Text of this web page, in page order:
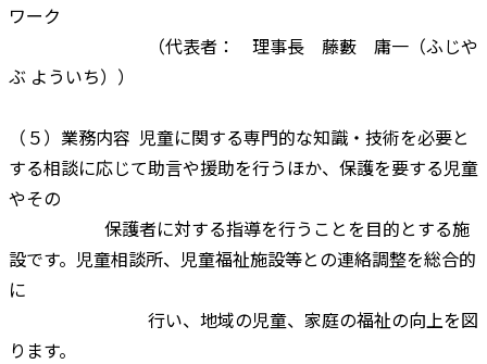
ワーク
（代表者： 理事長 藤藪 庸一（ふじや
ぶ よういち））
（５）業務内容 児童に関する専門的な知識・技術を必要と
する相談に応じて助言や援助を行うほか、保護を要する児童
やその
保護者に対する指導を行うことを目的とする施
設です。児童相談所、児童福祉施設等との連絡調整を総合的
に
行い、地域の児童、家庭の福祉の向上を図
ります。